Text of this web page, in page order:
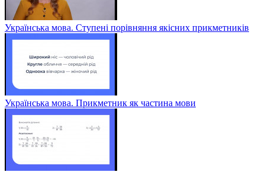
Українська мова. Ступені порівняння якісних прикметників
Українська мова. Прикметник як частина мови